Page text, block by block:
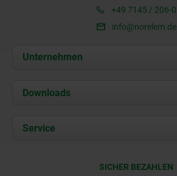
+49 7145 / 206-0
info@norelem.de
Unternehmen
Über uns
Karriere
Downloads
Service
SICHER BEZAHLEN